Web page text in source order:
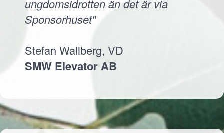
ungdomsidrotten än det är via
Sponsorhuset"
Stefan Wallberg, VD
SMW Elevator AB